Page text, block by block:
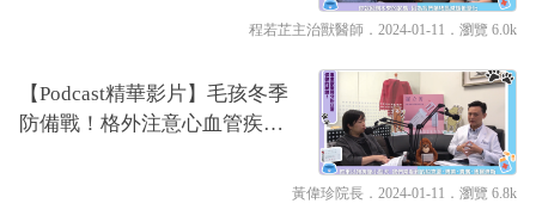
程若芷主治獸醫師 ．2024-01-11． 瀏覽 6.0k
【Podcast精華影片】毛孩冬季
防備戰！格外注意心血管疾
黃偉珍院長 ．2024-01-11． 瀏覽 6.8k